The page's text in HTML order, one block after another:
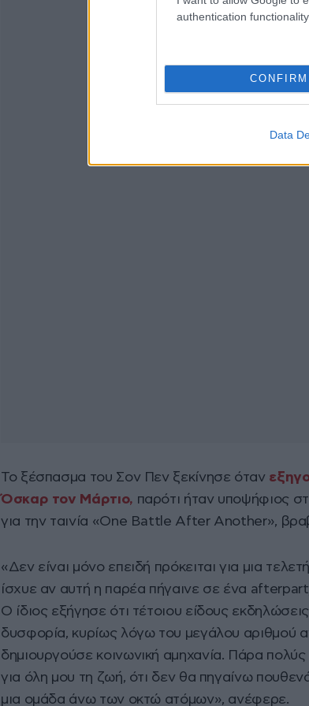
authentication
CONFIRM
Data
Το ξέσπασμα του Σον Πεν ξεκίνησε όταν
Όσκαρ τον Μάρτιο, παρότι ήταν υποψήφιος
για την ταινία «One Battle After Another»,
«Δεν είναι μόνο επειδή πρόκειται για μια
ίσχυε αν αυτή η παρέα πήγαινε σε ένα
Ο ίδιος εξήγησε ότι τέτοιου είδους
δυσφορία, κυρίως λόγω του μεγάλου αριθμού
δημιουργούσε κοινωνική αμηχανία. Πάρα
για όλη μου τη ζωή, ότι δεν θα πηγαίνω
μια ομάδα άνω των οκτώ ατόμων», ανέφερε.